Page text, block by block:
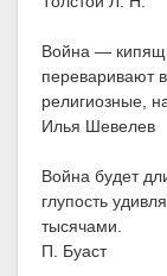
Война —
переваривают
религиозные,
Илья Шевелев
Война будет
глупость
тысячами.
П. Буаст